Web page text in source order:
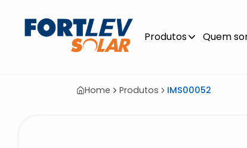
Produtos Quem
Home Produtos IMS00052